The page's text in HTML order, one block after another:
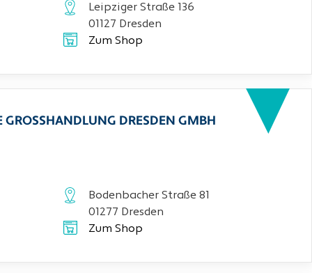
Leipziger Straße 136
01127 Dresden
Zum Shop
GROSSHANDLUNG DRESDEN GMBH
Bodenbacher Straße 81
01277 Dresden
Zum Shop